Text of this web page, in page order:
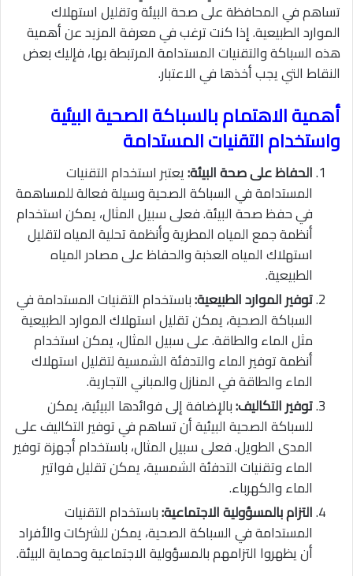
تساهم في المحافظة على صحة البيئة وتقليل استهلاك
الموارد الطبيعية. إذا كنت ترغب في معرفة المزيد عن أهمية
هذه السباكة والتقنيات المستدامة المرتبطة بها، فإليك بعض
النقاط التي يجب أخذها في الاعتبار.
أهمية الاهتمام بالسباكة الصحية البيئية
واستخدام التقنيات المستدامة
الحفاظ على صحة البيئة:يعتبر استخدام التقنيات
المستدامة في السباكة الصحية وسيلة فعالة للمساهمة
في حفظ صحة البيئة. فعلى سبيل المثال، يمكن استخدام
أنظمة جمع المياه المطرية وأنظمة تحلية المياه لتقليل
استهلاك المياه العذبة والحفاظ على مصادر المياه
الطبيعية.
توفير الموارد الطبيعية:باستخدام التقنيات المستدامة في
السباكة الصحية، يمكن تقليل استهلاك الموارد الطبيعية
مثل الماء والطاقة. على سبيل المثال، يمكن استخدام
أنظمة توفير الماء والتدفئة الشمسية لتقليل استهلاك
الماء والطاقة في المنازل والمباني التجارية.
توفير التكاليف:بالإضافة إلى فوائدها البيئية، يمكن
للسباكة الصحية البيئية أن تساهم في توفير التكاليف على
المدى الطويل. فعلى سبيل المثال، باستخدام أجهزة توفير
الماء وتقنيات التدفئة الشمسية، يمكن تقليل فواتير
الماء والكهرباء.
التزام بالمسؤولية الاجتماعية:باستخدام التقنيات
المستدامة في السباكة الصحية، يمكن للشركات والأفراد
أن يظهروا التزامهم بالمسؤولية الاجتماعية وحماية البيئة.